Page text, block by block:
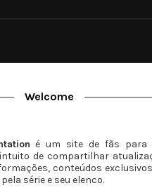
Welcome
é um site de fãs para
intuito de compartilhar
conteúdos
série e seu elenco.